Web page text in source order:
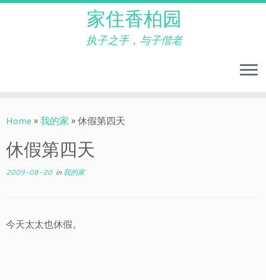
to
家住香柏园
执子之手，与子偕老
Home »我的家 »休假第四天
休假第四天
2009-08-20in 我的家
今天太太也休假。